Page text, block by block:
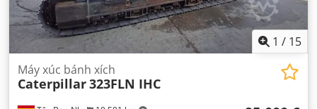
1 / 15
Máy xúc bánh xích
Caterpillar323FLN IHC